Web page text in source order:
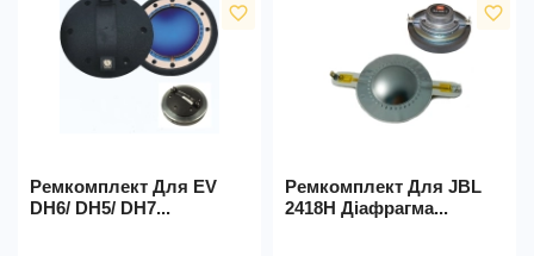
favorite_border
Ремкомплект Для EV
DH6/ DH5/ DH7...
favorite_border
Ремкомплект Для JBL
2418H Діафрагма...